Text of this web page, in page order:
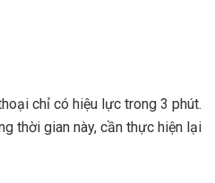
chỉ có hiệu lực trong 3 phút.
thời gian này, cần thực hiện lại